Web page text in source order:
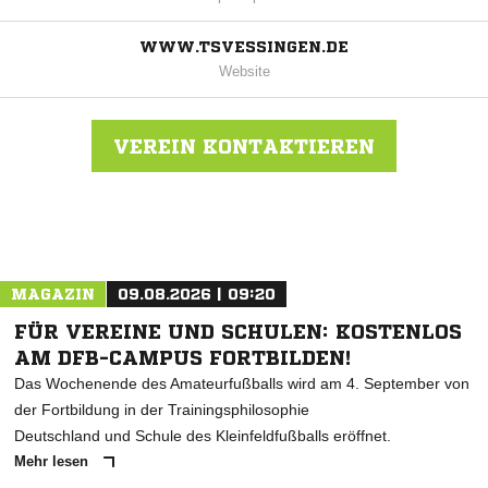
WWW.TSVESSINGEN.DE
Website
VEREIN KONTAKTIEREN
MAGAZIN 09.08.2026 | 09:20
FÜR VEREINE UND SCHULEN: KOSTENLOS
AM DFB-CAMPUS FORTBILDEN!
Das Wochenende des Amateurfußballs wird am 4. September von
der Fortbildung in der Trainingsphilosophie
Deutschland und Schule des Kleinfeldfußballs eröffnet.
Mehr lesen